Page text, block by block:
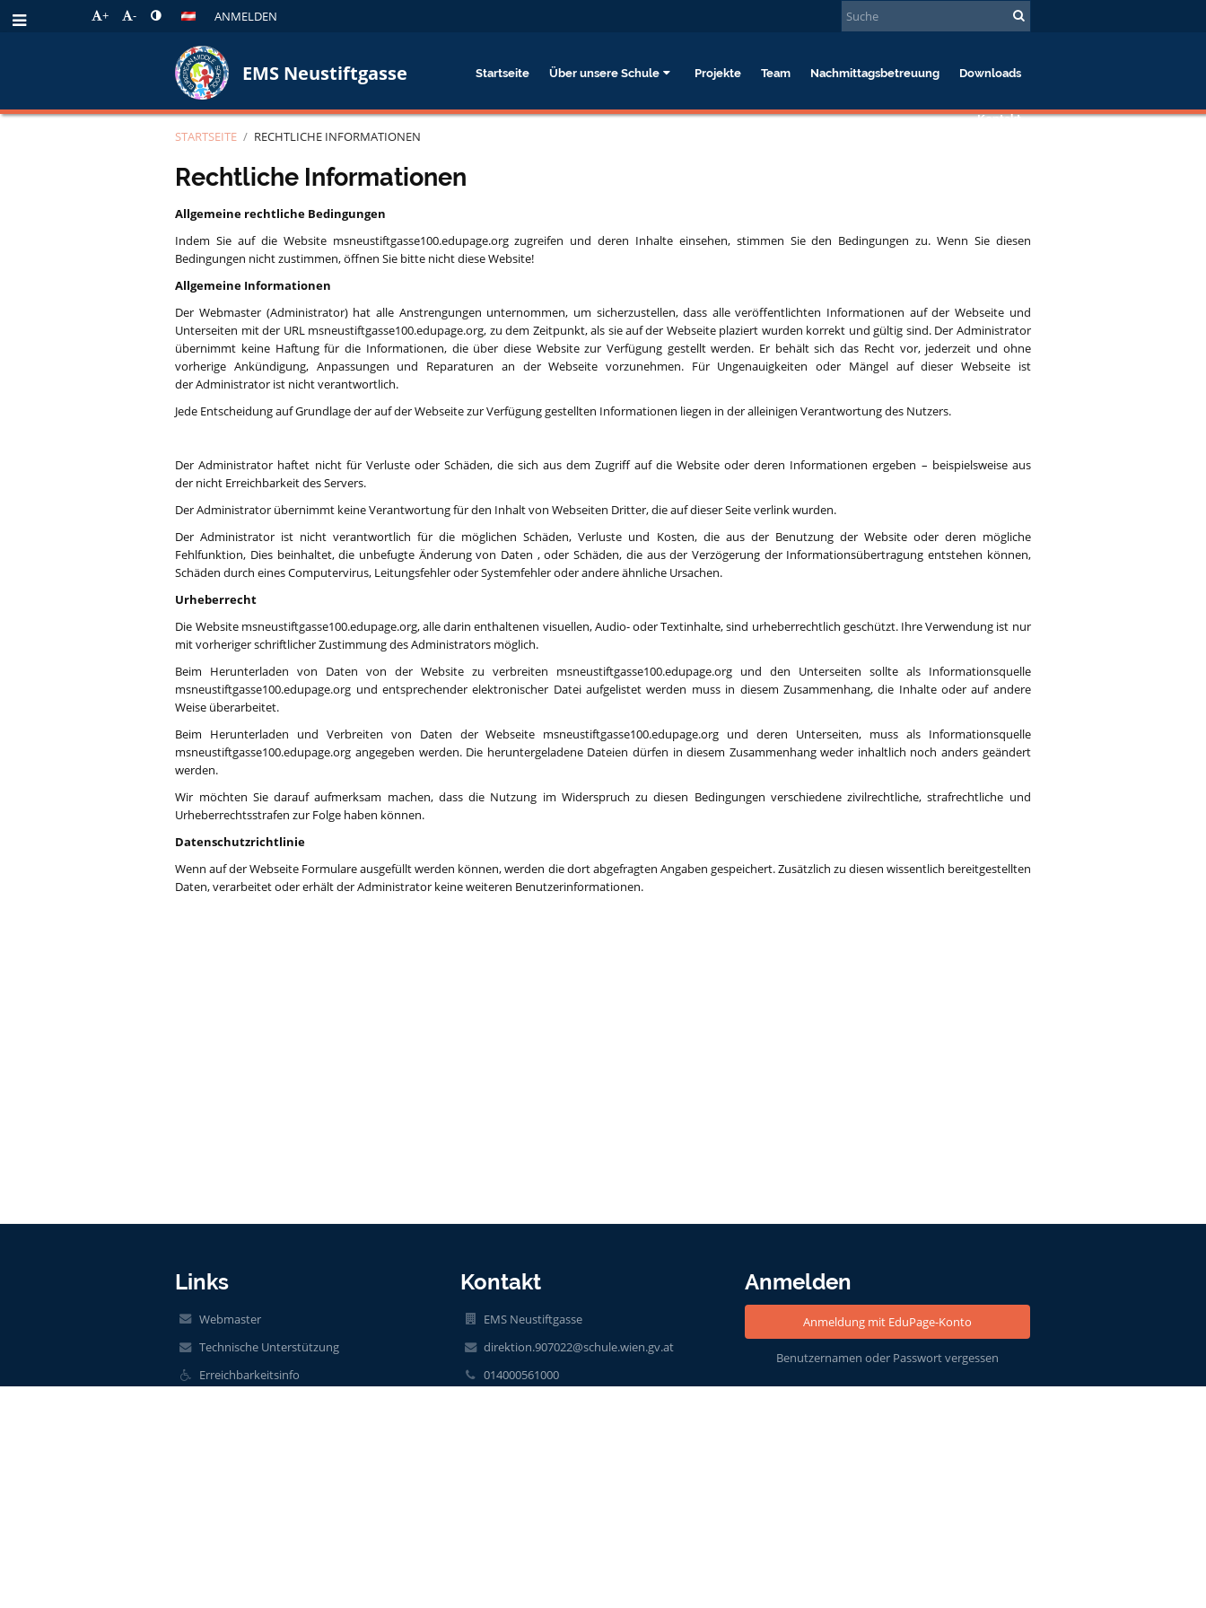
+ - ANMELDEN
EMS Neustiftgasse Startseite Über unsere Schule Projekte Team Nachmittagsbetreuung Downloads
Kontakt
STARTSEITE / RECHTLICHE INFORMATIONEN
Rechtliche
Informationen
Rechtliche Informationen
Allgemeine rechtliche Bedingungen
Indem Sie auf die Website msneustiftgasse100.edupage.org zugreifen und deren Inhalte einsehen, stimmen Sie den Bedingungen zu. Wenn Sie diesen
Bedingungen nicht zustimmen, öffnen Sie bitte nicht diese Website!
Allgemeine Informationen
Der Webmaster (Administrator) hat alle Anstrengungen unternommen, um sicherzustellen, dass alle veröffentlichten Informationen auf der Webseite und
Unterseiten mit der URL msneustiftgasse100.edupage.org, zu dem Zeitpunkt, als sie auf der Webseite plaziert wurden korrekt und gültig sind. Der Administrator
übernimmt keine Haftung für die Informationen, die über diese Website zur Verfügung gestellt werden. Er behält sich das Recht vor, jederzeit und ohne
vorherige Ankündigung, Anpassungen und Reparaturen an der Webseite vorzunehmen. Für Ungenauigkeiten oder Mängel auf dieser Webseite ist
der Administrator ist nicht verantwortlich.
Jede Entscheidung auf Grundlage der auf der Webseite zur Verfügung gestellten Informationen liegen in der alleinigen Verantwortung des Nutzers.
Der Administrator haftet nicht für Verluste oder Schäden, die sich aus dem Zugriff auf die Website oder deren Informationen ergeben – beispielsweise aus
der nicht Erreichbarkeit des Servers.
Der Administrator übernimmt keine Verantwortung für den Inhalt von Webseiten Dritter, die auf dieser Seite verlink wurden.
Der Administrator ist nicht verantwortlich für die möglichen Schäden, Verluste und Kosten, die aus der Benutzung der Website oder deren mögliche
Fehlfunktion, Dies beinhaltet, die unbefugte Änderung von Daten , oder Schäden, die aus der Verzögerung der Informationsübertragung entstehen können,
Schäden durch eines Computervirus, Leitungsfehler oder Systemfehler oder andere ähnliche Ursachen.
Urheberrecht
Die Website msneustiftgasse100.edupage.org, alle darin enthaltenen visuellen, Audio- oder Textinhalte, sind urheberrechtlich geschützt. Ihre Verwendung ist nur
mit vorheriger schriftlicher Zustimmung des Administrators möglich.
Beim Herunterladen von Daten von der Website zu verbreiten msneustiftgasse100.edupage.org und den Unterseiten sollte als Informationsquelle
msneustiftgasse100.edupage.org und entsprechender elektronischer Datei aufgelistet werden muss in diesem Zusammenhang, die Inhalte oder auf andere
Weise überarbeitet.
Beim Herunterladen und Verbreiten von Daten der Webseite msneustiftgasse100.edupage.org und deren Unterseiten, muss als Informationsquelle
msneustiftgasse100.edupage.org angegeben werden. Die heruntergeladene Dateien dürfen in diesem Zusammenhang weder inhaltlich noch anders geändert
werden.
Wir möchten Sie darauf aufmerksam machen, dass die Nutzung im Widerspruch zu diesen Bedingungen verschiedene zivilrechtliche, strafrechtliche und
Urheberrechtsstrafen zur Folge haben können.
Datenschutzrichtlinie
Wenn auf der Webseite Formulare ausgefüllt werden können, werden die dort abgefragten Angaben gespeichert. Zusätzlich zu diesen wissentlich bereitgestellten
Daten, verarbeitet oder erhält der Administrator keine weiteren Benutzerinformationen.
Links
Webmaster
Technische Unterstützung
Erreichbarkeitsinfo
Kontakt
EMS Neustiftgasse
direktion.907022@schule.wien.gv.at
014000561000
Anmelden
Anmeldung mit EduPage-Konto
Benutzernamen oder Passwort vergessen